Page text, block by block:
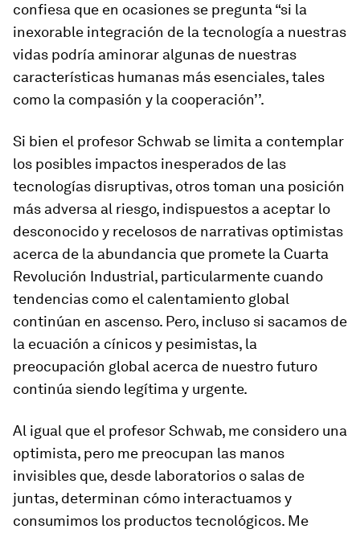
confiesa que en ocasiones se pregunta “si la
inexorable integración de la tecnología a nuestras
vidas podría aminorar algunas de nuestras
características humanas más esenciales, tales
como la compasión y la cooperación’’.
Si bien el profesor Schwab se limita a contemplar
los posibles impactos inesperados de las
tecnologías disruptivas, otros toman una posición
más adversa al riesgo, indispuestos a aceptar lo
desconocido y recelosos de narrativas optimistas
acerca de la abundancia que promete la Cuarta
Revolución Industrial, particularmente cuando
tendencias como el calentamiento global
continúan en ascenso. Pero, incluso si sacamos de
la ecuación a cínicos y pesimistas, la
preocupación global acerca de nuestro futuro
continúa siendo legítima y urgente.
Al igual que el profesor Schwab, me considero una
optimista, pero me preocupan las manos
invisibles que, desde laboratorios o salas de
juntas, determinan cómo interactuamos y
consumimos los productos tecnológicos. Me